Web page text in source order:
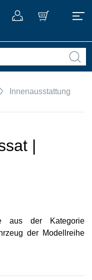
Innenausstattung
|
aus der Kategorie
der Modellreihe